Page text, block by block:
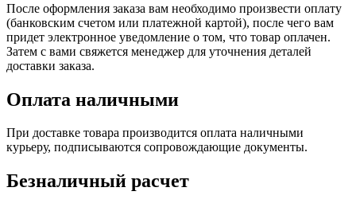
После оформления заказа вам необходимо произвести оплату
(банковским счетом или платежной картой), после чего вам
придет электронное уведомление о том, что товар оплачен.
Затем с вами свяжется менеджер для уточнения деталей
доставки заказа.
Оплата наличными
При доставке товара производится оплата наличными
курьеру, подписываются сопровождающие документы.
Безналичный расчет